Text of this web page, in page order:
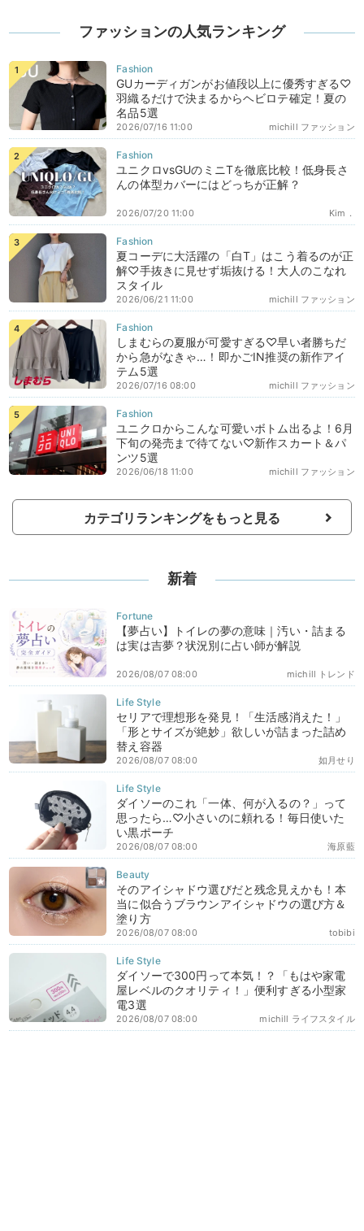
ファッションの人気ランキング
GUカーディガンがお値段以上に優秀すぎる♡
羽織るだけで決まるからヘビロテ確定！夏の
名品5選
michill ファッション
2026/07/16 11:00
ユニクロvsGUのミニTを徹底比較！低身長さ
んの体型カバーにはどっちが正解？
Kim．
2026/07/20 11:00
夏コーデに大活躍の「白T」はこう着るのが正
解♡手抜きに見せず垢抜ける！大人のこなれ
スタイル
michill ファッション
2026/06/21 11:00
しまむらの夏服が可愛すぎる♡早い者勝ちだ
から急がなきゃ…！即かごIN推奨の新作アイ
テム5選
michill ファッション
2026/07/16 08:00
ユニクロからこんな可愛いボトム出るよ！6月
下旬の発売まで待てない♡新作スカート＆パ
ンツ5選
michill ファッション
2026/06/18 11:00
カテゴリランキングをもっと見る
新着
【夢占い】トイレの夢の意味｜汚い・詰まる
は実は吉夢？状況別に占い師が解説
michill トレンド
2026/08/07 08:00
セリアで理想形を発見！「生活感消えた！」
「形とサイズが絶妙」欲しいが詰まった詰め
替え容器
如月せり
2026/08/07 08:00
ダイソーのこれ「一体、何が入るの？」って
思ったら…♡小さいのに頼れる！毎日使いた
い黒ポーチ
海原藍
2026/08/07 08:00
そのアイシャドウ選びだと残念見えかも！本
当に似合うブラウンアイシャドウの選び方＆
塗り方
tobibi
2026/08/07 08:00
ダイソーで300円って本気！？「もはや家電
屋レベルのクオリティ！」便利すぎる小型家
電3選
michill ライフスタイル
2026/08/07 08:00